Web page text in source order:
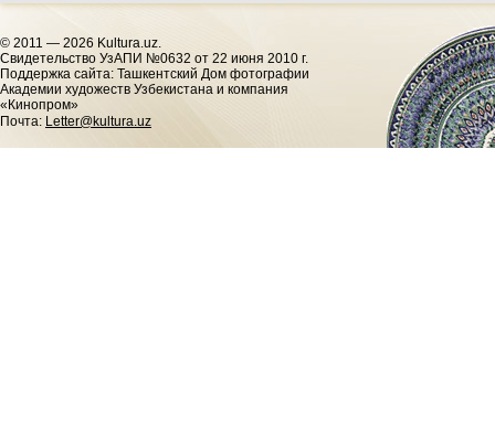
© 2011 — 2026 Kultura.uz.
Cвидетельство УзАПИ №0632 от 22 июня 2010 г.
Поддержка сайта: Ташкентский Дом фотографии
Академии художеств Узбекистана и компания
«Кинопром»
Почта: Letter@kultura.uz